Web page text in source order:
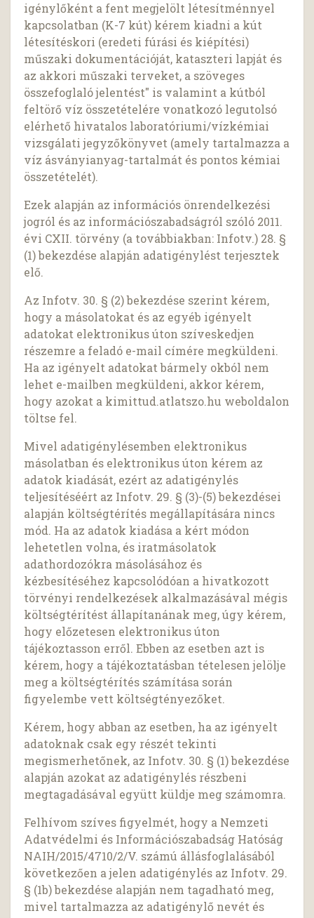
igénylőként a fent megjelölt létesítménnyel
kapcsolatban (K-7 kút) kérem kiadni a kút
létesítéskori (eredeti fúrási és kiépítési)
műszaki dokumentációját, kataszteri lapját és
az akkori műszaki terveket, a szöveges
összefoglaló jelentést" is valamint a kútból
feltörő víz összetételére vonatkozó legutolsó
elérhető hivatalos laboratóriumi/vízkémiai
vizsgálati jegyzőkönyvet (amely tartalmazza a
víz ásványianyag-tartalmát és pontos kémiai
összetételét).
Ezek alapján az információs önrendelkezési
jogról és az információszabadságról szóló 2011.
évi CXII. törvény (a továbbiakban: Infotv.) 28. §
(1) bekezdése alapján adatigénylést terjesztek
elő.
Az Infotv. 30. § (2) bekezdése szerint kérem,
hogy a másolatokat és az egyéb igényelt
adatokat elektronikus úton szíveskedjen
részemre a feladó e-mail címére megküldeni.
Ha az igényelt adatokat bármely okból nem
lehet e-mailben megküldeni, akkor kérem,
hogy azokat a kimittud.atlatszo.hu weboldalon
töltse fel.
Mivel adatigénylésemben elektronikus
másolatban és elektronikus úton kérem az
adatok kiadását, ezért az adatigénylés
teljesítéséért az Infotv. 29. § (3)-(5) bekezdései
alapján költségtérítés megállapítására nincs
mód. Ha az adatok kiadása a kért módon
lehetetlen volna, és iratmásolatok
adathordozókra másolásához és
kézbesítéséhez kapcsolódóan a hivatkozott
törvényi rendelkezések alkalmazásával mégis
költségtérítést állapítanának meg, úgy kérem,
hogy előzetesen elektronikus úton
tájékoztasson erről. Ebben az esetben azt is
kérem, hogy a tájékoztatásban tételesen jelölje
meg a költségtérítés számítása során
figyelembe vett költségtényezőket.
Kérem, hogy abban az esetben, ha az igényelt
adatoknak csak egy részét tekinti
megismerhetőnek, az Infotv. 30. § (1) bekezdése
alapján azokat az adatigénylés részbeni
megtagadásával együtt küldje meg számomra.
Felhívom szíves figyelmét, hogy a Nemzeti
Adatvédelmi és Információszabadság Hatóság
NAIH/2015/4710/2/V. számú állásfoglalásából
következően a jelen adatigénylés az Infotv. 29.
§ (1b) bekezdése alapján nem tagadható meg,
mivel tartalmazza az adatigénylő nevét és